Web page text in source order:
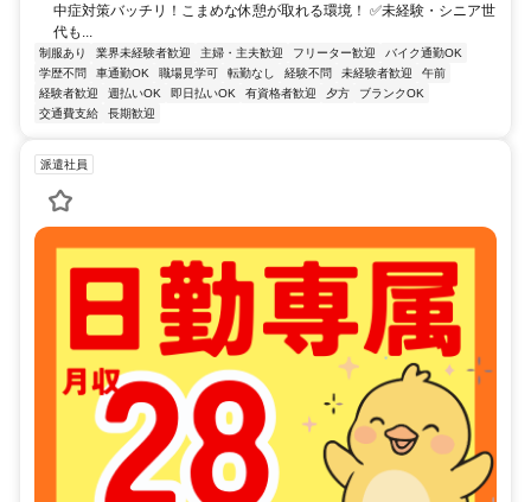
中症対策バッチリ！こまめな休憩が取れる環境！ ✅未経験・シニア世
代も...
制服あり 業界未経験者歓迎 主婦・主夫歓迎 フリーター歓迎
バイク通勤OK
学歴不問
車通勤OK 職場見学可 転勤なし 経験不問 未経験者歓迎
午前
経験者歓迎
週払いOK 即日払いOK 有資格者歓迎 夕方
ブランクOK
交通費支給
長期歓迎
派遣社員